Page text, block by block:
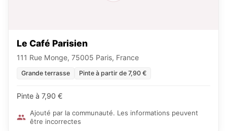
Le Café Parisien
111 Rue Monge, 75005 Paris, France
Grande terrasse Pinte à partir de 7,90 €
Pinte à 7,90 €
Ajouté par la communauté. Les informations peuvent
être incorrectes